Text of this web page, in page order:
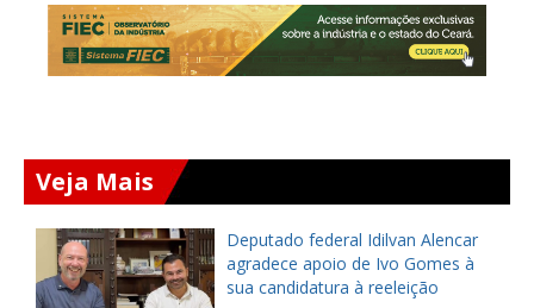
Veja Mais
Deputado federal Idilvan Alencar
agradece apoio de Ivo Gomes à
sua candidatura à reeleição